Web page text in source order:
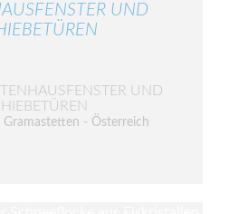
UND
UND
- Österreich